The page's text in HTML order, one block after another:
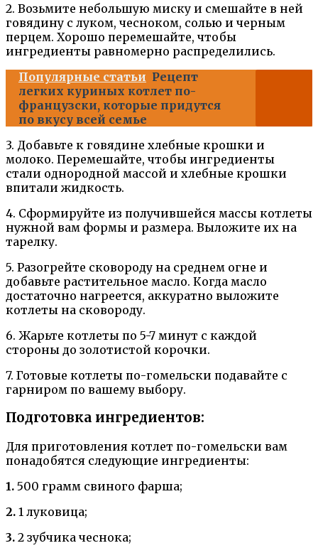
2. Возьмите небольшую миску и смешайте в ней
говядину с луком, чесноком, солью и черным
перцем. Хорошо перемешайте, чтобы
ингредиенты равномерно распределились.
Популярные статьи Рецепт
легких куриных котлет по-
французски, которые придутся
по вкусу всей семье
3. Добавьте к говядине хлебные крошки и
молоко. Перемешайте, чтобы ингредиенты
стали однородной массой и хлебные крошки
впитали жидкость.
4. Сформируйте из получившейся массы котлеты
нужной вам формы и размера. Выложите их на
тарелку.
5. Разогрейте сковороду на среднем огне и
добавьте растительное масло. Когда масло
достаточно нагреется, аккуратно выложите
котлеты на сковороду.
6. Жарьте котлеты по 5-7 минут с каждой
стороны до золотистой корочки.
7. Готовые котлеты по-гомельски подавайте с
гарниром по вашему выбору.
Подготовка ингредиентов:
Для приготовления котлет по-гомельски вам
понадобятся следующие ингредиенты:
1. 500 грамм свиного фарша;
2. 1 луковица;
3. 2 зубчика чеснока;